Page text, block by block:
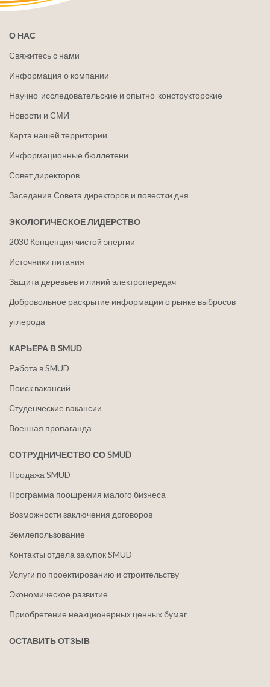
О НАС
Свяжитесь с нами
Информация о компании
Научно-исследовательские и опытно-конструкторские
Новости и СМИ
Карта нашей территории
Информационные бюллетени
Совет директоров
Заседания Совета директоров и повестки дня
ЭКОЛОГИЧЕСКОЕ ЛИДЕРСТВО
2030 Концепция чистой энергии
Источники питания
Защита деревьев и линий электропередач
Добровольное раскрытие информации о рынке выбросов
углерода
КАРЬЕРА В SMUD
Работа в SMUD
Поиск вакансий
Студенческие вакансии
Военная пропаганда
СОТРУДНИЧЕСТВО СО SMUD
Продажа SMUD
Программа поощрения малого бизнеса
Возможности заключения договоров
Землепользование
Контакты отдела закупок SMUD
Услуги по проектированию и строительству
Экономическое развитие
Приобретение неакционерных ценных бумаг
ОСТАВИТЬ ОТЗЫВ